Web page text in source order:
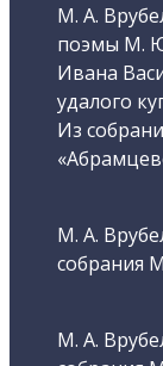
М. А.
поэмы М.
Ивана
удалого
Из
М. А.
собрания
М. А.